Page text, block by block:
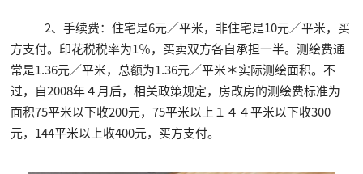
2、手续费：住宅是6元／平米，非住宅是10元／平米，买
方支付。印花税税率为1％，买卖双方各自承担一半。测绘费通
常是1.36元／平米，总额为1.36元／平米＊实际测绘面积。不
过，自2008年４月后，相关政策规定，房改房的测绘费标准为
面积75平米以下收200元，75平米以上１４４平米以下收300
元，144平米以上收400元，买方支付。